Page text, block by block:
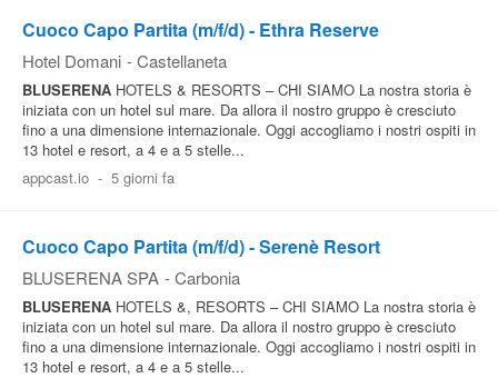
Cuoco Capo Partita (m/f/d) - Ethra Reserve
Hotel Domani - Castellaneta
BLUSERENA HOTELS & RESORTS – CHI SIAMO La nostra storia è
iniziata con un hotel sul mare. Da allora il nostro gruppo è cresciuto
fino a una dimensione internazionale. Oggi accogliamo i nostri ospiti in
13 hotel e resort, a 4 e a 5 stelle...
appcast.io - 5 giorni fa
Cuoco Capo Partita (m/f/d) - Serenè Resort
BLUSERENA SPA - Carbonia
BLUSERENA HOTELS &, RESORTS – CHI SIAMO La nostra storia è
iniziata con un hotel sul mare. Da allora il nostro gruppo è cresciuto
fino a una dimensione internazionale. Oggi accogliamo i nostri ospiti in
13 hotel e resort, a 4 e a 5 stelle...